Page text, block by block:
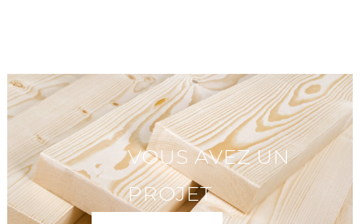
VOUS AVEZ UN
PROJET